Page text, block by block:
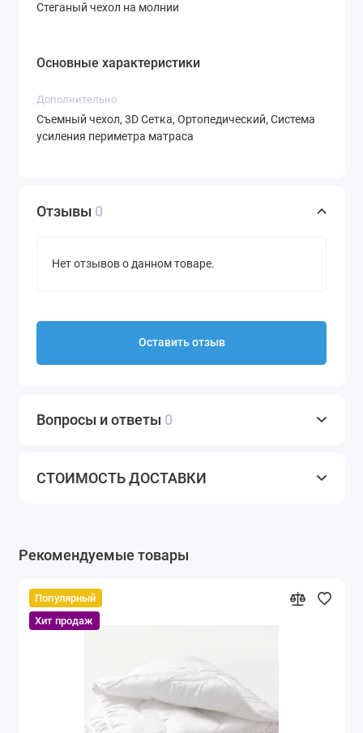
Стеганый чехол на молнии
Основные характеристики
Дополнительно
Съемный чехол, 3D Сетка, Ортопедический, Система
усиления периметра матраса
Отзывы 0
Нет отзывов о данном товаре.
Оставить отзыв
Вопросы и ответы 0
СТОИМОСТЬ ДОСТАВКИ
Рекомендуемые товары
Популярный
Хит продаж